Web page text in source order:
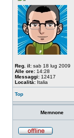
Reg. il: sab 18 lug 2009
Alle ore: 14:28
Messaggi: 12417
Località: Italia
Top
Memnone